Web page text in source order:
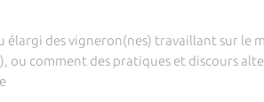
élargi des vigneron(nes) travaillant sur le
ou comment des pratiques et discours